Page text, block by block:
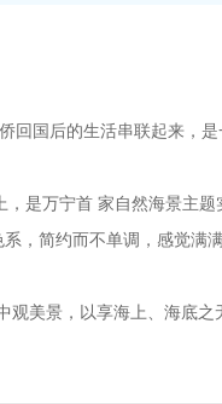
回国后的生活串联起来，
是万宁首 家自然海景主题
，简约而不单调，感觉满
观美景，以享海上、海底